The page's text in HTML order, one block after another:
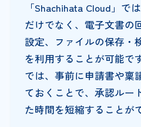
「Shachihata Cloud」で
だけでなく、電子文書の
設定、ファイルの保存・
を利用することが可能で
では、事前に申請書や稟
ておくことで、承認ルー
た時間を短縮することが